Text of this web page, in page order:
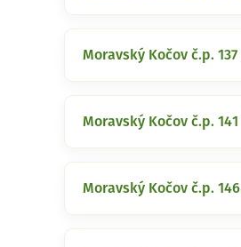
Moravský Kočov č.p. 137
Moravský Kočov č.p. 141
Moravský Kočov č.p. 146